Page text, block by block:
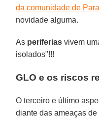
da comunidade de
novidade alguma.
As periferias vivem
isolados"!!!
GLO e os riscos
O terceiro e último
diante das ameaças de